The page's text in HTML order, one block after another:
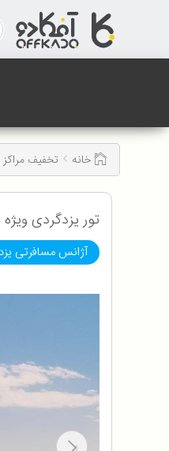
خانه تخفیف
تور یزدگردی ویژه
آژانس مسافرتی